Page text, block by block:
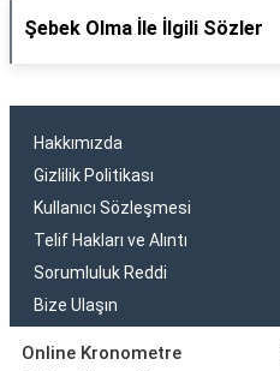
Şebek Olma İle İlgili Sözler
Hakkımızda
Gizlilik Politikası
Kullanıcı Sözleşmesi
Telif Hakları ve Alıntı
Sorumluluk Reddi
Bize Ulaşın
Online Kronometre